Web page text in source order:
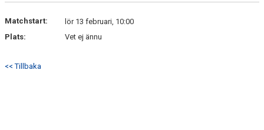
Matchstart:
lör 13 februari, 10:00
Plats:
Vet ej ännu
<< Tillbaka